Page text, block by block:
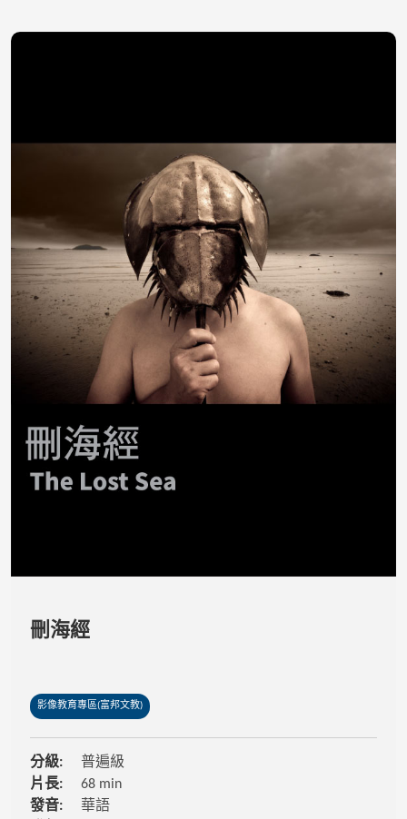
刪海經
影像教育專區(富邦文教)
分級:
普遍級
片長:
68 min
發音:
華語